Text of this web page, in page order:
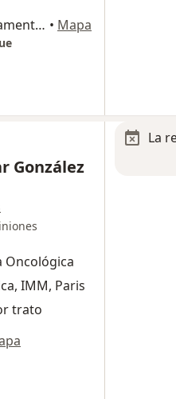
Calle Nebulosa # 2923 Entre Firmamento y Paseo de la Arboleda, Col. Jardines del Bosque, Guadalajara • Mapa
González
Oncológica
IMM, Paris
trato
La